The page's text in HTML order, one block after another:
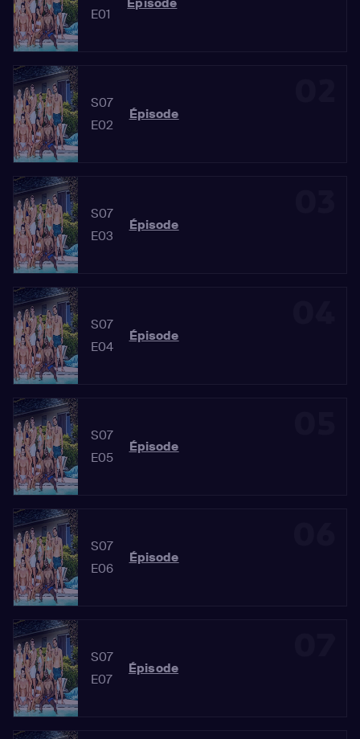
E01
Épisode
S07
E02
Épisode
S07
E03
Épisode
S07
E04
Épisode
S07
E05
Épisode
S07
E06
Épisode
S07
E07
Épisode